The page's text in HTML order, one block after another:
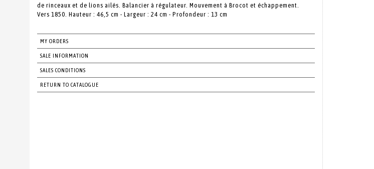
de rinceaux et de lions ailés. Balancier à régulateur. Mouvement à Brocot et échappement.
Vers 1850. Hauteur : 46,5 cm - Largeur : 24 cm - Profondeur : 13 cm
MY ORDERS
SALE INFORMATION
SALES CONDITIONS
RETURN TO CATALOGUE